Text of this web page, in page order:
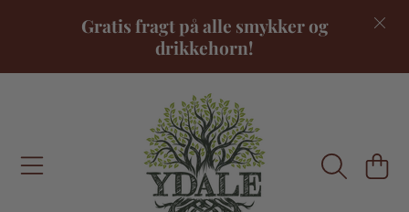
FORTSÆT TIL INDHOLD
Gratis fragt på alle smykker og
drikkehorn!